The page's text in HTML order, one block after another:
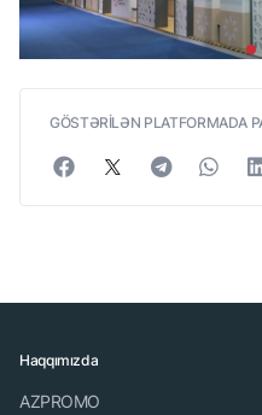
GÖSTƏRİLƏN PLATFORMADA
Haqqımızda
AZPROMO